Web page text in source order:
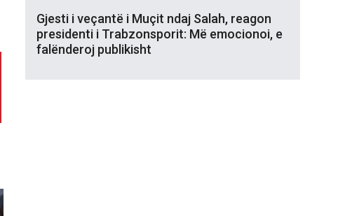
Gjesti i veçantë i Muçit ndaj Salah, reagon
presidenti i Trabzonsporit: Më emocionoi, e
falënderoj publikisht